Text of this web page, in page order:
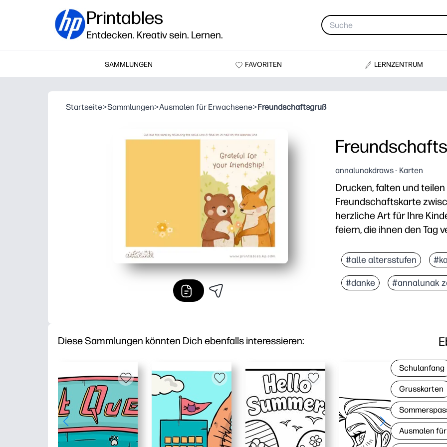
Printables
Entdecken. Kreativ sein. Lernen.
SAMMLUNGEN FAVORITEN LERNZENTRUM
Startseite>Sammlungen>Ausmalen für Erwachsene>Freundschaftsgruß
annalunakdraws - Karten
Drucken, falten und
Freundschaftskarte
herzliche Art für Ihre
feiern, die ihnen den Tag
Keine Vorbereitung —
Für Kinder
Perfekt für
#alle altersstufen
#danke #annalunak
Diese Sammlungen könnten Dich ebenfalls interessieren:
Schulanfang
Grusskarten
Ausmalen